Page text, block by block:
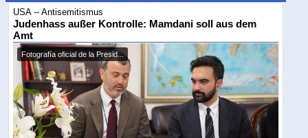
USA -- Antisemitismus
Judenhass außer Kontrolle: Mamdani soll aus dem
Amt
Fotografía oficial de la Presid...